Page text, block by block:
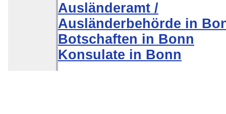
Ausländeramt /
Ausländerbehörde in
Botschaften in Bonn
Konsulate in Bonn